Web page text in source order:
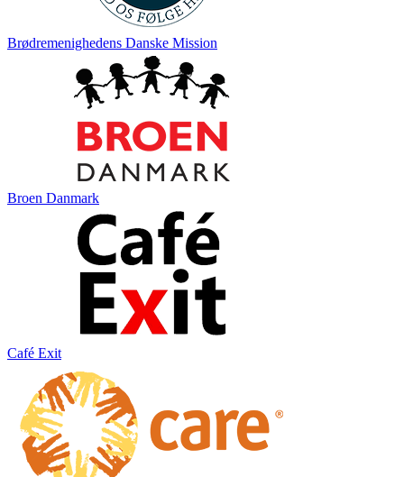
Brødremenighedens Danske Mission
Broen Danmark
Café Exit